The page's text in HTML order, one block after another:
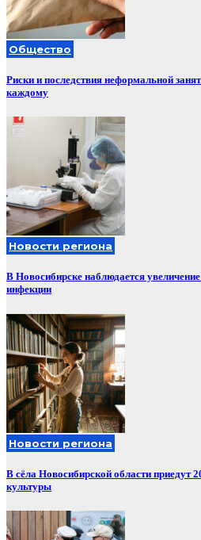
Общество
Риски и последствия неформальной
каждому
Новости региона
В Новосибирске наблюдается
инфекции
Новости региона
В сёла Новосибирской области приедут
культуры